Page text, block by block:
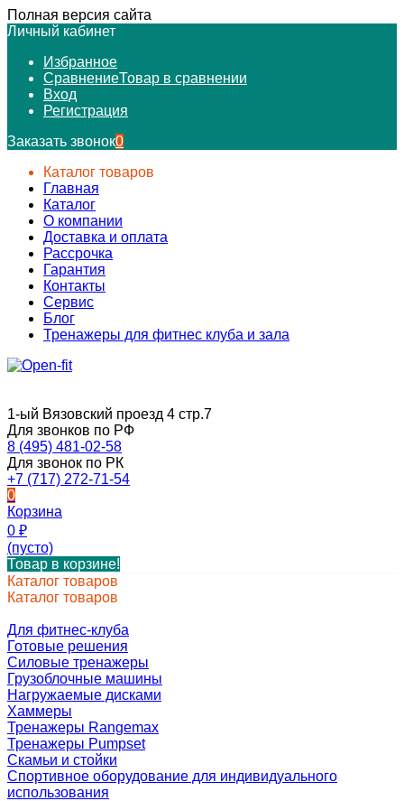
Полная версия сайта
Личный кабинет
Избранное
СравнениеТовар в сравнении
Вход
Регистрация
Заказать звонок0
Каталог товаров
Главная
Каталог
О компании
Доставка и оплата
Рассрочка
Гарантия
Контакты
Сервис
Блог
Тренажеры для фитнес клуба и зала
1-ый Вязовский проезд 4 стр.7
Для звонков по РФ
8 (495) 481-02-58
Для звонок по РК
+7 (717) 272-71-54
0
Корзина
0 ₽
(пусто)
Товар в корзине!
Каталог товаров
Каталог товаров
Для фитнес-клуба
Готовые решения
Силовые тренажеры
Грузоблочные машины
Нагружаемые дисками
Хаммеры
Тренажеры Rangemax
Тренажеры Pumpset
Скамьи и стойки
Спортивное оборудование для индивидуального
использования